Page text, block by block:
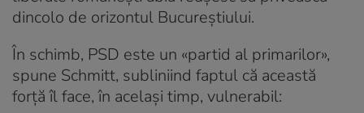
dincolo de orizontul Bucureștiului.
În schimb, PSD este un «partid al primarilor»,
spune Schmitt, subliniind faptul că această
forță îl face, în același timp, vulnerabil: